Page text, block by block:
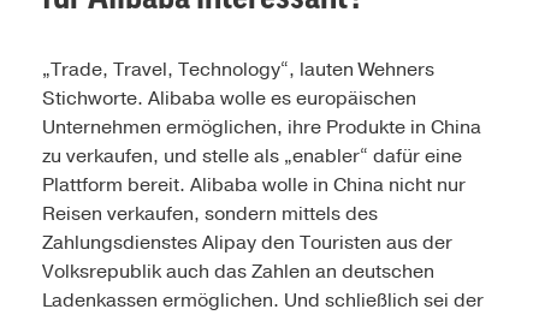
„Trade, Travel, Technology“, lauten Wehners
Stichworte. Alibaba wolle es europäischen
Unternehmen ermöglichen, ihre Produkte in China
zu verkaufen, und stelle als „enabler“ dafür eine
Plattform bereit. Alibaba wolle in China nicht nur
Reisen verkaufen, sondern mittels des
Zahlungsdienstes Alipay den Touristen aus der
Volksrepublik auch das Zahlen an deutschen
Ladenkassen ermöglichen. Und schließlich sei der